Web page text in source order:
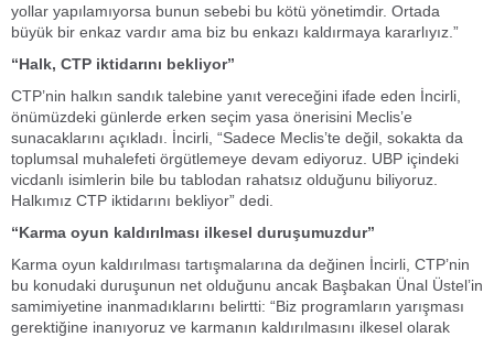
yollar yapılamıyorsa bunun sebebi bu kötü yönetimdir. Ortada
büyük bir enkaz vardır ama biz bu enkazı kaldırmaya kararlıyız.”
“Halk, CTP iktidarını bekliyor”
CTP’nin halkın sandık talebine yanıt vereceğini ifade eden İncirli,
önümüzdeki günlerde erken seçim yasa önerisini Meclis’e
sunacaklarını açıkladı. İncirli, “Sadece Meclis’te değil, sokakta da
toplumsal muhalefeti örgütlemeye devam ediyoruz. UBP içindeki
vicdanlı isimlerin bile bu tablodan rahatsız olduğunu biliyoruz.
Halkımız CTP iktidarını bekliyor” dedi.
“Karma oyun kaldırılması ilkesel duruşumuzdur”
Karma oyun kaldırılması tartışmalarına da değinen İncirli, CTP’nin
bu konudaki duruşunun net olduğunu ancak Başbakan Ünal Üstel’in
samimiyetine inanmadıklarını belirtti: “Biz programların yarışması
gerektiğine inanıyoruz ve karmanın kaldırılmasını ilkesel olarak